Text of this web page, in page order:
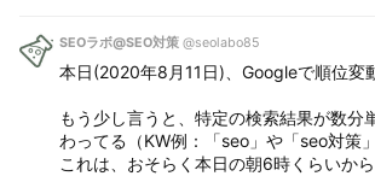
SEOラボ@SEO対策 @seolabo85
本日(2020年8月11日)、Googleで順位変
もう少し言うと、特定の検索結果が数分
わってる（KW例：「seo」や「seo対策」
これは、おそらく本日の朝6時くらいから